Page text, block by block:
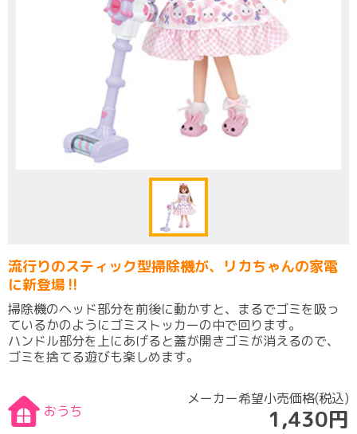
流行りのスティック型掃除機が、リカちゃんの家電
に新登場‼
掃除機のヘッド部分を前後に動かすと、まるでゴミを吸っ
ているかのようにゴミストッカーの中で回ります。
ハンドル部分を上にあげると蓋が開きゴミが消えるので、
ゴミを捨てる遊びも楽しめます。
おうち
メーカー希望小売価格(税込)
1,430円